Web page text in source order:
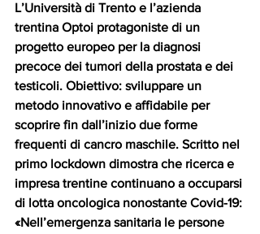
L’Università di Trento e l’azienda
trentina Optoi protagoniste di un
progetto europeo per la diagnosi
precoce dei tumori della prostata e dei
testicoli. Obiettivo: sviluppare un
metodo innovativo e affidabile per
scoprire fin dall’inizio due forme
frequenti di cancro maschile. Scritto nel
primo lockdown dimostra che ricerca e
impresa trentine continuano a occuparsi
di lotta oncologica nonostante Covid-19:
«Nell’emergenza sanitaria le persone